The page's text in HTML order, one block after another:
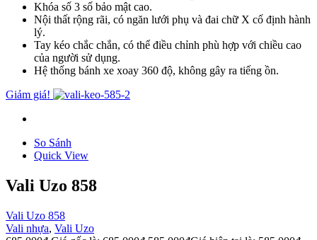
Khóa số 3 số bảo mật cao.
Nội thất rộng rãi, có ngăn lưới phụ và đai chữ X cố định hành
lý.
Tay kéo chắc chắn, có thể điều chỉnh phù hợp với chiều cao
của người sử dụng.
Hệ thống bánh xe xoay 360 độ, không gây ra tiếng ồn.
Giảm giá!
So Sánh
Quick View
Vali Uzo 858
Vali Uzo 858
Vali nhựa, Vali Uzo